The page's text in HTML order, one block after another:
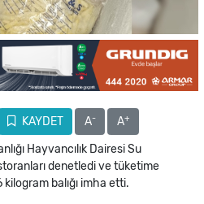
KAYDET A- A+
Hayvancılık Dairesi Su
denetledi ve tüketime
kilogram balığı imha etti.